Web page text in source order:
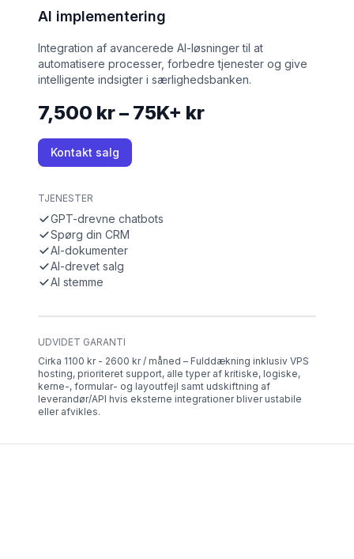
AI implementering
Integration af avancerede AI-løsninger til at
automatisere processer, forbedre tjenester og give
intelligente indsigter i særlighedsbanken.
7,500 kr – 75K+ kr
Kontakt salg
TJENESTER
GPT-drevne chatbots
Spørg din CRM
AI-dokumenter
AI-drevet salg
AI stemme
UDVIDET GARANTI
Cirka 1100 kr - 2600 kr / måned – Fulddækning inklusiv VPS
hosting, prioriteret support, alle typer af kritiske, logiske,
kerne-, formular- og layoutfejl samt udskiftning af
leverandør/API hvis eksterne integrationer bliver ustabile
eller afvikles.